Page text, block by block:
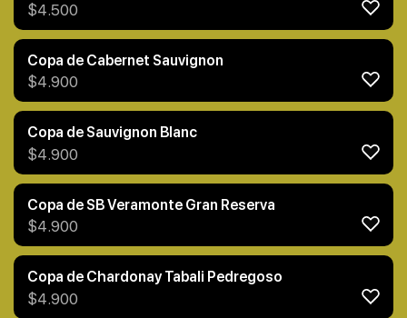
$4.500
Copa de Cabernet Sauvignon
$4.900
Copa de Sauvignon Blanc
$4.900
Copa de SB Veramonte Gran Reserva
$4.900
Copa de Chardonay Tabali Pedregoso
$4.900